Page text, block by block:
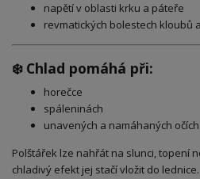
napětí v oblasti krku a páteře
revmatických bolestech kloubů
❄️ Chlad pomáhá při:
horečce
spáleninách
unavených a namáhaných očích
Polštářek lze nahřát na slunci, topení
chladivý efekt jej stačí vložit do lednice.